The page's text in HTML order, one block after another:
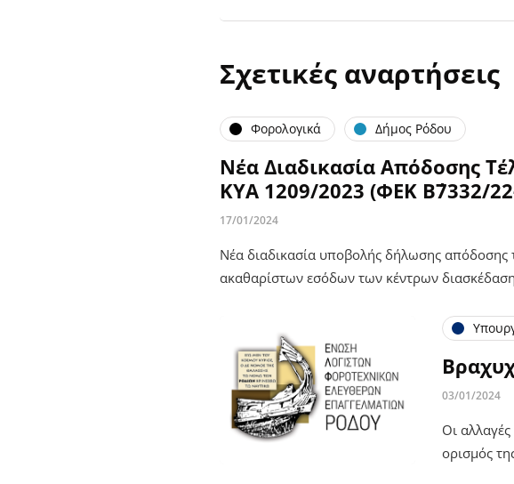
Σχετικές αναρτήσεις
Φορολογικά Δήμος Ρόδου
Νέα Διαδικασία Απόδοσης
ΚΥΑ 1209/2023 (ΦΕΚ Β΄7332/
17/01/2024
Νέα διαδικασία υποβολής δήλωσης απόδοσης
ακαθαρίστων εσόδων των κέντρων
03/01/2024
Οι
ορισμός